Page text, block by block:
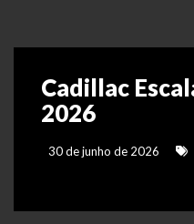
Cadillac
2026
30 de junho de 2026